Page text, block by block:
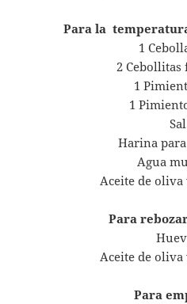
Para la
1
2 Cebollitas
1
1
Sal
Harina
Agua
Aceite de
Para
Aceite de
Para